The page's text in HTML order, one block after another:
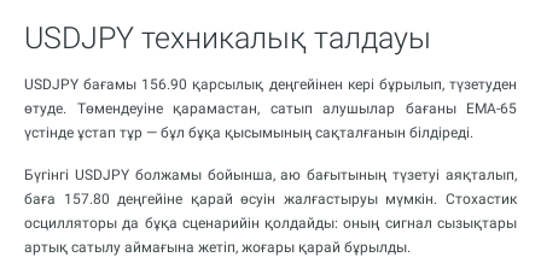
USDJPY техникалық талдауы
USDJPY бағамы 156.90 қарсылық деңгейінен кері бұрылып, түзетуден
өтуде. Төмендеуіне қарамастан, сатып алушылар бағаны EMA-65
үстінде ұстап тұр — бұл бұқа қысымының сақталғанын білдіреді.
Бүгінгі USDJPY болжамы бойынша, аю бағытының түзетуі аяқталып,
баға 157.80 деңгейіне қарай өсуін жалғастыруы мүмкін. Стохастик
осцилляторы да бұқа сценарийін қолдайды: оның сигнал сызықтары
артық сатылу аймағына жетіп, жоғары қарай бұрылды.